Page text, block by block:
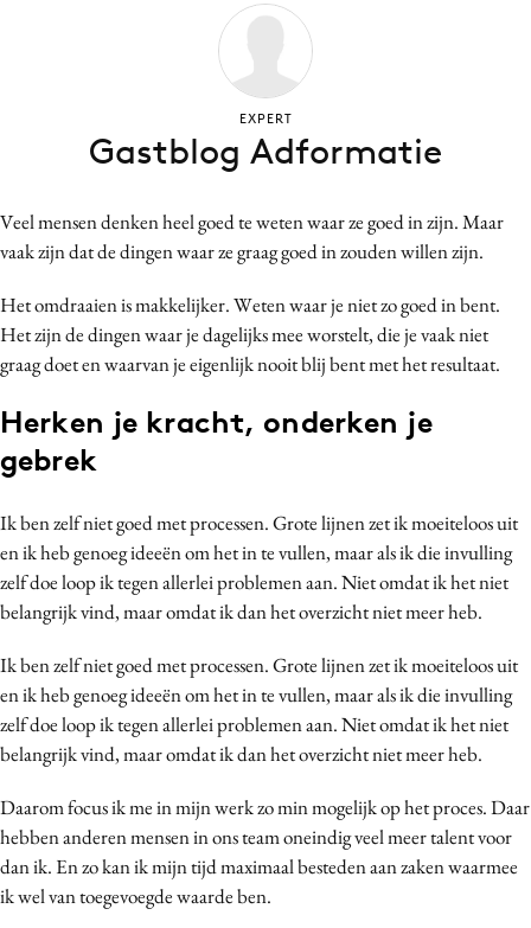
Artificial Intelligence
Campagnes
Contentmarketing
Craft
Customer Experience
Data & Insights
Design
Diversiteit
Effectiviteit
Gedragsverandering
Influencer marketing
Interne communicatie
Martech
Media
Merkstrategie
PR
Programmatic
Purpose Marketing
Reputatie & crisis
Veel mensen denken heel goed te weten waar ze goed in zijn. Maar
vaak zijn dat de dingen waar ze graag goed in zouden willen zijn.
Het omdraaien is makkelijker. Weten waar je niet zo goed in bent.
Het zijn de dingen waar je dagelijks mee worstelt, die je vaak niet
graag doet en waarvan je eigenlijk nooit blij bent met het resultaat.
Herken je kracht, onderken je
gebrek
Ik ben zelf niet goed met processen. Grote lijnen zet ik moeiteloos uit
en ik heb genoeg ideeën om het in te vullen, maar als ik die invulling
zelf doe loop ik tegen allerlei problemen aan. Niet omdat ik het niet
belangrijk vind, maar omdat ik dan het overzicht niet meer heb.
Ik ben zelf niet goed met processen. Grote lijnen zet ik moeiteloos uit
en ik heb genoeg ideeën om het in te vullen, maar als ik die invulling
zelf doe loop ik tegen allerlei problemen aan. Niet omdat ik het niet
belangrijk vind, maar omdat ik dan het overzicht niet meer heb.
Daarom focus ik me in mijn werk zo min mogelijk op het proces. Daar
hebben anderen mensen in ons team oneindig veel meer talent voor
dan ik. En zo kan ik mijn tijd maximaal besteden aan zaken waarmee
ik wel van toegevoegde waarde ben.
EXPERT
Gastblog Adformatie